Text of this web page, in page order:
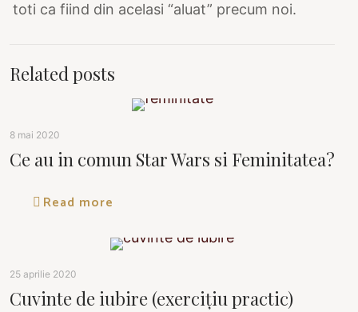
toti ca fiind din acelasi “aluat” precum noi.
Related posts
8 mai 2020
Ce au in comun Star Wars si Feminitatea?
Read more
25 aprilie 2020
Cuvinte de iubire (exercițiu practic)